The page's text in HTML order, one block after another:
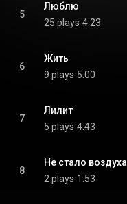
5
Люблю
25 plays 4:23
6
Жить
9 plays 5:00
7
Лилит
5 plays 4:43
8
Не стало воздуха
2 plays 1:53